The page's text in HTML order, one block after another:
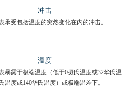
冲击
承受包括温度的突然变化在内的冲击。
温度
暴露于极端温度（低于0摄氏温度或32华氏温
温度或140华氏温度）或极端温差下。